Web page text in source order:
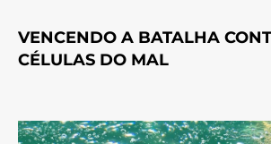
VENCENDO A BATALHA
CÉLULAS DO MAL